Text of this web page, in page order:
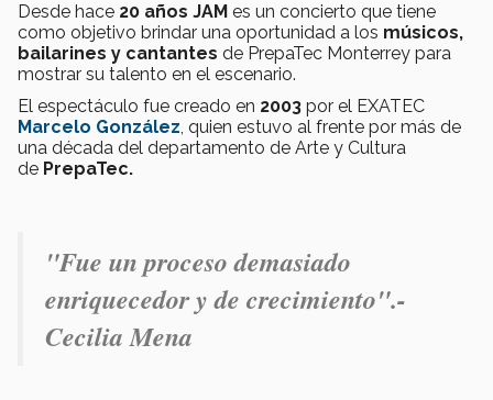
Desde hace 20 años JAM es un concierto que tiene
como objetivo brindar una oportunidad a los músicos,
bailarines y cantantes de PrepaTec Monterrey para
mostrar su talento en el escenario.
El espectáculo fue creado en 2003 por el EXATEC
Marcelo González, quien estuvo al frente por más de
una década del departamento de Arte y Cultura
de PrepaTec.
"Fue un proceso demasiado
enriquecedor y de crecimiento".-
Cecilia Mena